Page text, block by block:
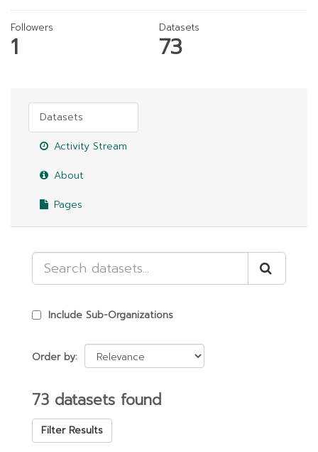
Followers
1
Datasets
73
Datasets
Activity Stream
About
Pages
Include Sub-Organizations
Order by
73 datasets found
Filter Results